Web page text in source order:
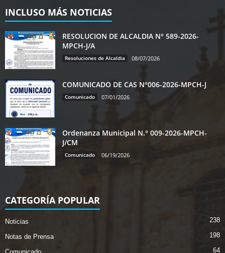
INCLUSO MÁS NOTICIAS
RESOLUCION DE ALCALDIA N° 589-2026-
MPCH-J/A
Resoluciones de Alcaldia 08/07/2026
COMUNICADO DE CAS N°006-2026-MPCH-J
Comunicado 07/01/2026
Ordenanza Municipal N.° 009-2026-MPCH-
J/CM
Comunicado 06/19/2026
CATEGORÍA POPULAR
Noticias 238
Notas de Prensa 198
64